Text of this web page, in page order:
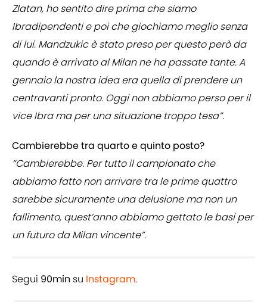
Zlatan, ho sentito dire prima che siamo
Ibradipendenti e poi che giochiamo meglio senza
di lui. Mandzukic è stato preso per questo però da
quando è arrivato al Milan ne ha passate tante. A
gennaio la nostra idea era quella di prendere un
centravanti pronto. Oggi non abbiamo perso per il
vice Ibra ma per una situazione troppo tesa”.
Cambierebbe tra quarto e quinto posto?
“Cambierebbe. Per tutto il campionato che
abbiamo fatto non arrivare tra le prime quattro
sarebbe sicuramente una delusione ma non un
fallimento, quest’anno abbiamo gettato le basi per
un futuro da Milan vincente”.
Segui 90min su Instagram.